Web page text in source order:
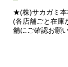
★(株)サカガミ本
(各店舗ごと在庫
舗にご確認お願